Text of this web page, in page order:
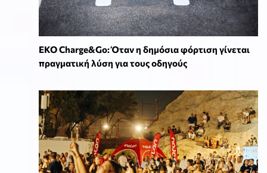
EKO Charge&Go: Όταν η δημόσια φόρτιση γίνεται
πραγματική λύση για τους οδηγούς